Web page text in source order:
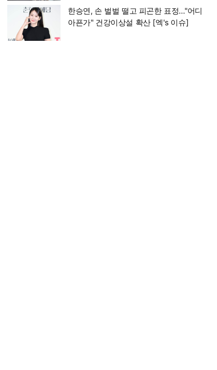
한승연, 손 벌벌 떨고 피곤한 표정…"어디
아픈가" 건강이상설 확산 [엑's 이슈]